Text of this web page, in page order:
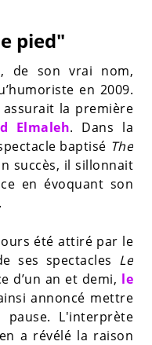
pied"
de son vrai nom,
en 2009.
assurait la première
Elmaleh. Dans la
baptisé The
succès, il sillonnait
en évoquant son
été attiré par le
ses spectacles Le
d’un an et demi, le
annoncé mettre
pause. L'interprète
en a révélé la raison